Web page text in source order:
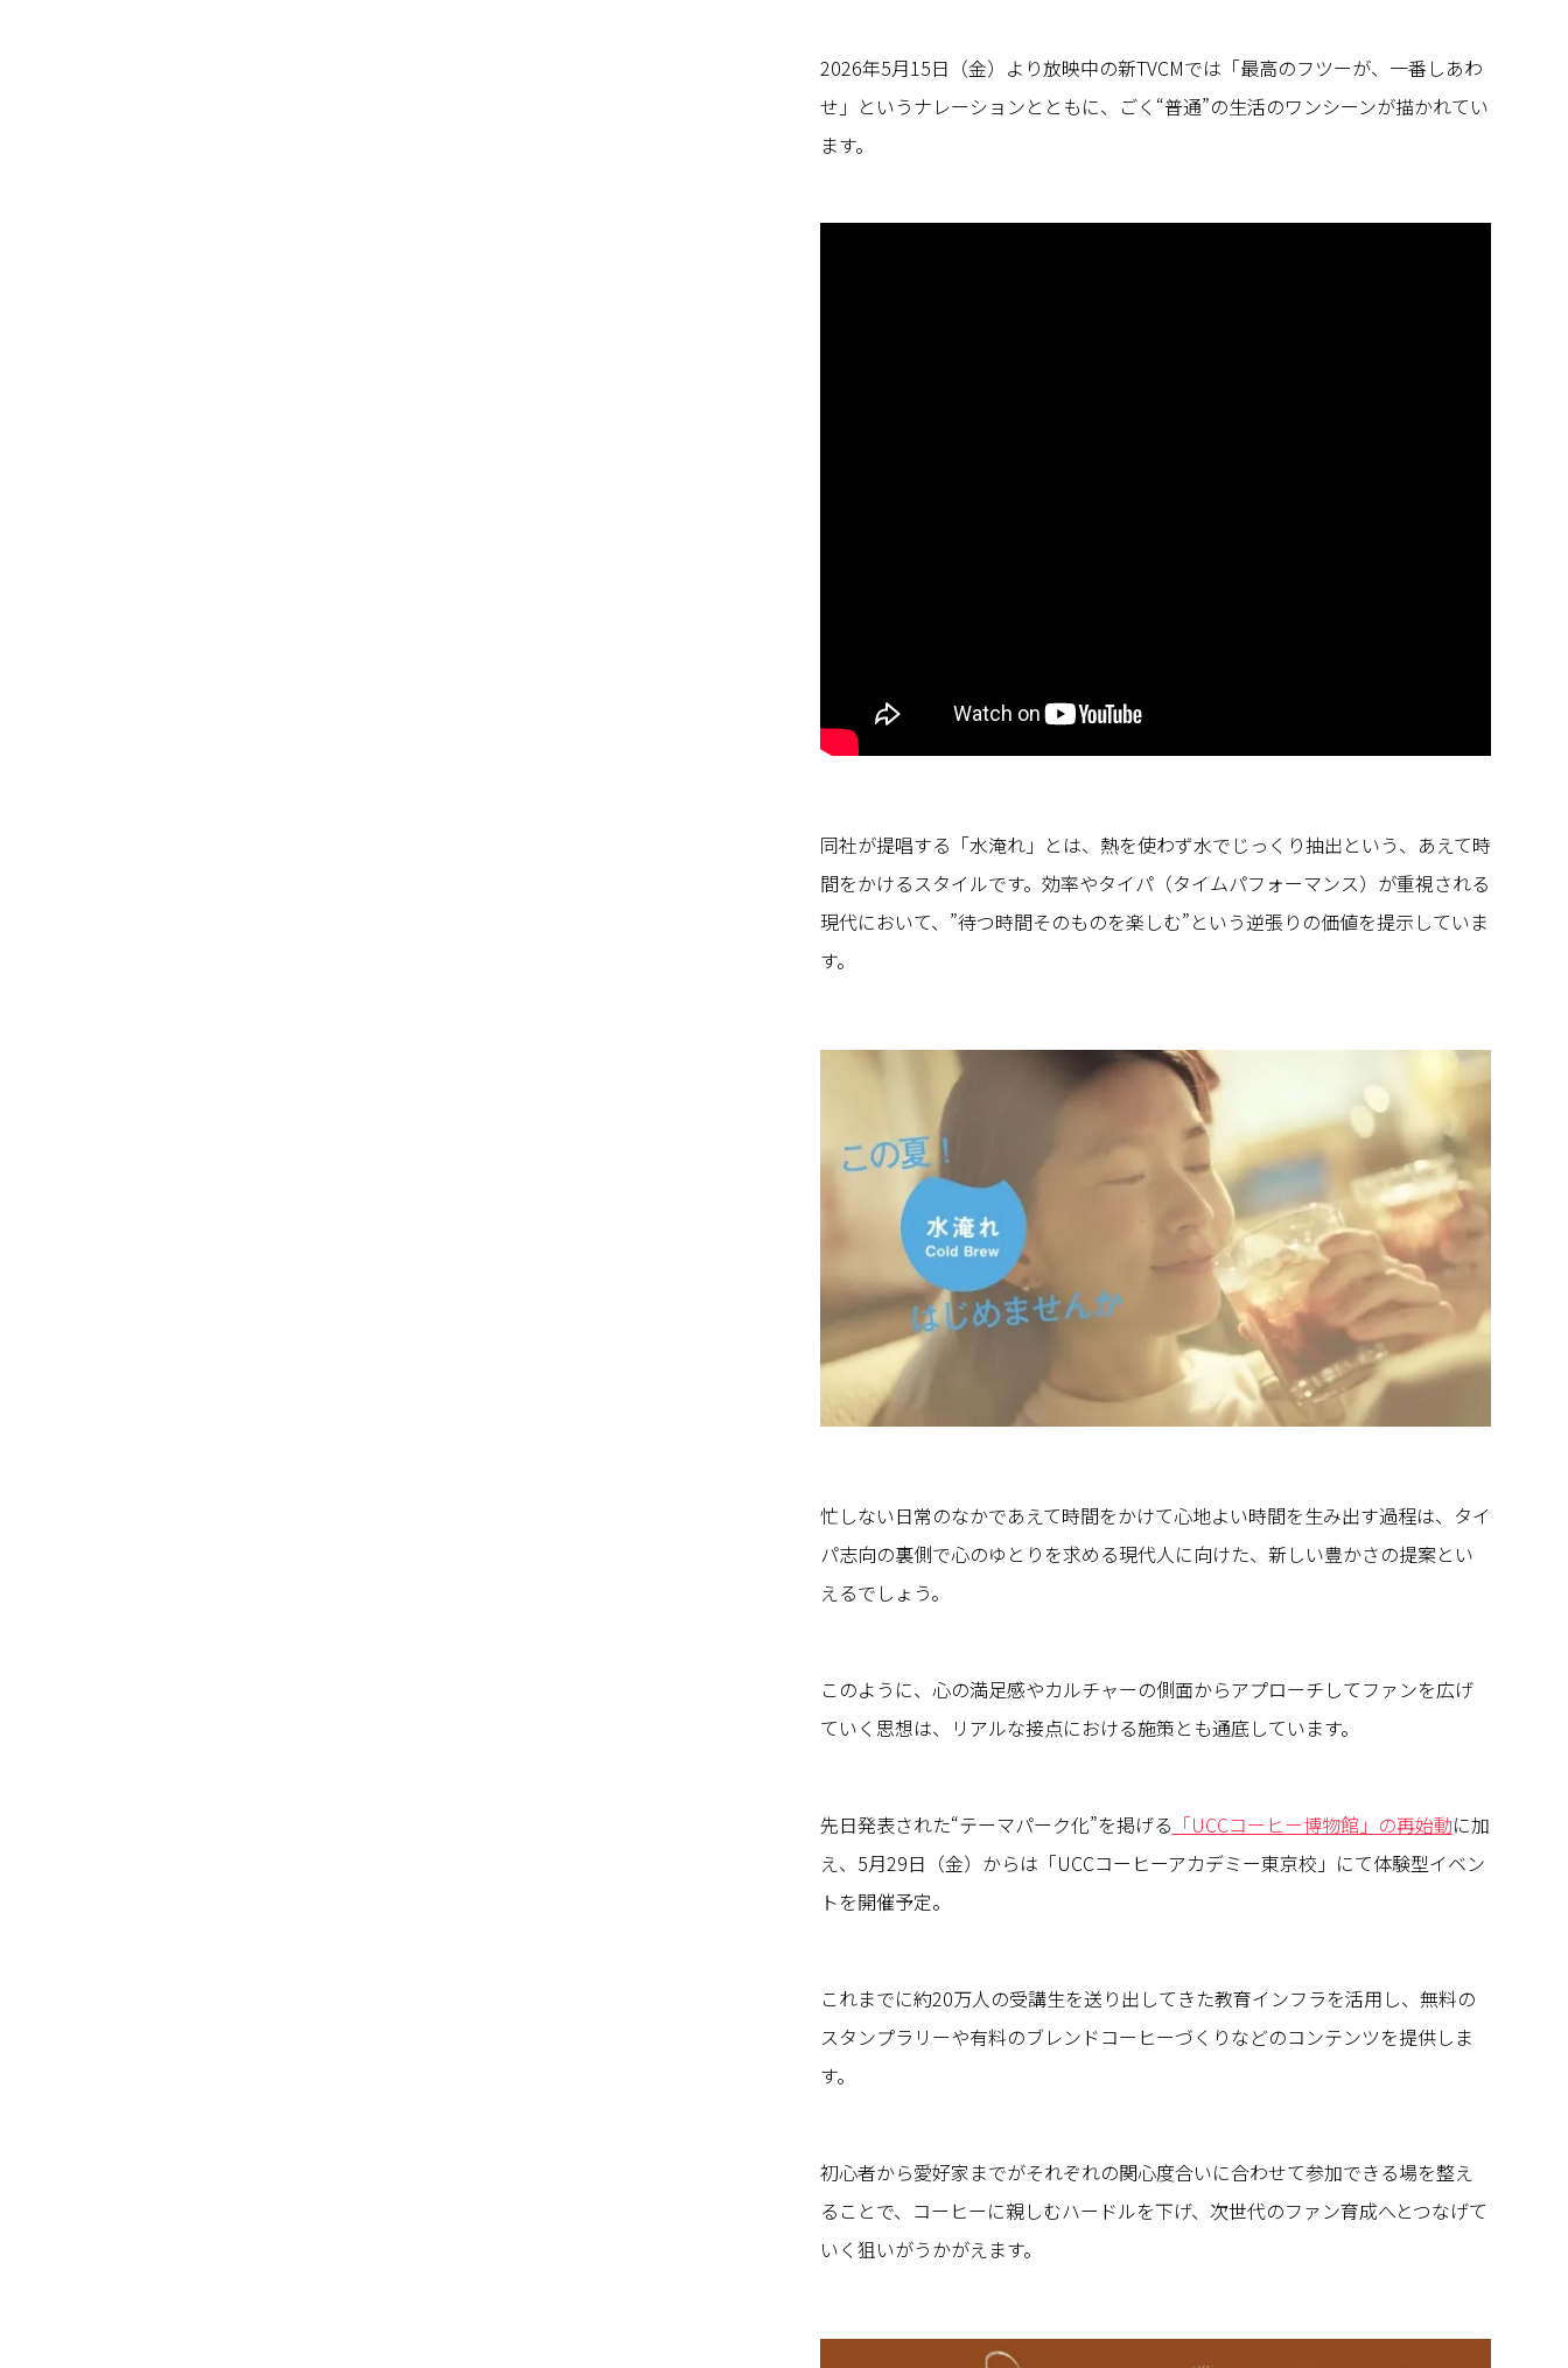
2026年5月15日（金）より放映中の新TVCMでは「最高のフツーが、一番しあわ
せ」というナレーションとともに、ごく“普通”の生活のワンシーンが描かれてい
ます。
同社が提唱する「水淹れ」とは、熱を使わず水でじっくり抽出という、あえて時
間をかけるスタイルです。効率やタイパ（タイムパフォーマンス）が重視される
現代において、”待つ時間そのものを楽しむ”という逆張りの価値を提示していま
す。
忙しない日常のなかであえて時間をかけて心地よい時間を生み出す過程は、タイ
パ志向の裏側で心のゆとりを求める現代人に向けた、新しい豊かさの提案とい
えるでしょう。
このように、心の満足感やカルチャーの側面からアプローチしてファンを広げ
ていく思想は、リアルな接点における施策とも通底しています。
先日発表された“テーマパーク化”を掲げる 「UCCコーヒー博物館」の再始動に加
え、5月29日（金）からは「UCCコーヒーアカデミー東京校」にて体験型イベン
トを開催予定。
これまでに約20万人の受講生を送り出してきた教育インフラを活用し、無料の
スタンプラリーや有料のブレンドコーヒーづくりなどのコンテンツを提供しま
す。
初心者から愛好家までがそれぞれの関心度合いに合わせて参加できる場を整え
ることで、コーヒーに親しむハードルを下げ、次世代のファン育成へとつなげて
いく狙いがうかがえます。